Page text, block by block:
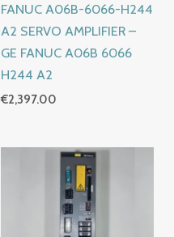
FANUC A06B-6066-H244
A2 SERVO AMPLIFIER –
GE FANUC A06B 6066
H244 A2
€2,397.00